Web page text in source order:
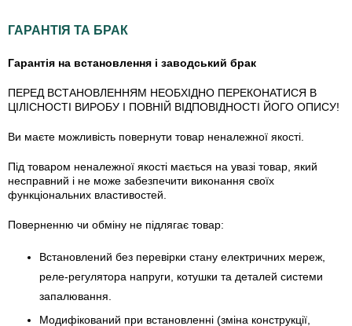
ГАРАНТІЯ ТА БРАК
Гарантія на встановлення і заводський брак
ПЕРЕД ВСТАНОВЛЕННЯМ НЕОБХІДНО ПЕРЕКОНАТИСЯ В
ЦІЛІСНОСТІ ВИРОБУ І ПОВНІЙ ВІДПОВІДНОСТІ ЙОГО ОПИСУ!
Ви маєте можливість повернути товар неналежної якості.
Під товаром неналежної якості мається на увазі товар, який
несправний і не може забезпечити виконання своїх
функціональних властивостей.
Поверненню чи обміну не підлягає товар:
Встановлений без перевірки стану електричних мереж,
реле-регулято­ра напруги, котушки та деталей системи
запалювання.
Модифікований при встановленні (зміна конструкції,